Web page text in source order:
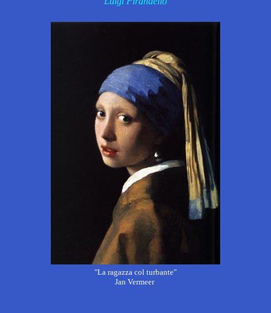
"La ragazza col turbante"
Jan Vermeer